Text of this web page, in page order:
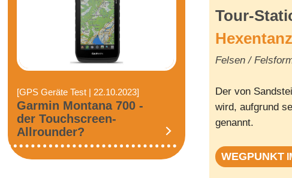
Tour-
Felsen /
Der von
wird, aufgrund
genannt.
WEGPUNKT
[GPS Geräte Test | 22.10.2023]
Garmin Montana 700 -
der Touchscreen-
Allrounder?